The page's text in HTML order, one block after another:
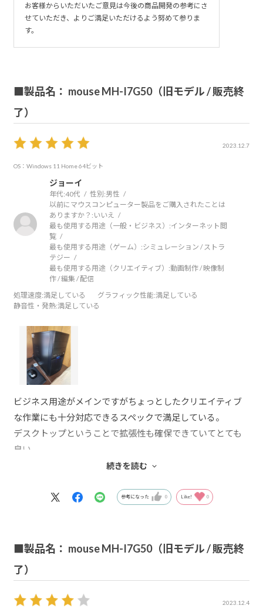
お客様からいただいたご意見は今後の商品開発の参考にさ
せていただき、よりご満足いただけるよう努めて参りま
す。
■製品名： mouse MH-I7G50（旧モデル / 販売終
了）
2023.12.7
OS：Windows 11 Home 64ビット
ジョーイ
年代:40代 性別:男性
以前にマウスコンピューター製品をご購入されたことは
ありますか？: いいえ
最も使用する用途（一般・ビジネス）:インターネット閲
覧
最も使用する用途（ゲーム）:シミュレーション / ストラ
テジー
最も使用する用途（クリエイティブ）:動画制作 / 映像制
作 / 編集 / 配信
処理速度:満足している グラフィック性能:満足している
静音性・発熱:満足している
ビジネス用途がメインですがちょっとしたクリエイティブ
な作業にも十分対応できるスペックで満足している。
デスクトップということで拡張性も確保できていてとても
良い。
サポートも思った以上に良くて特に遠隔サポートはなかな
続きを読む
参考になった 0 Like! 0
■製品名： mouse MH-I7G50（旧モデル / 販売終
了）
2023.12.4